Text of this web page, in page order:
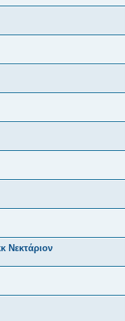
Νεκτάριον